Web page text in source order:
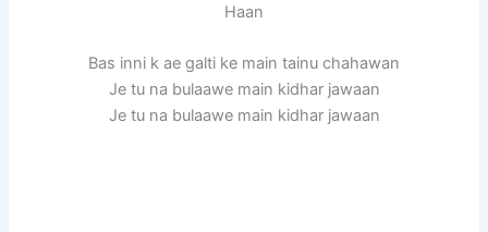
Haan
Bas inni k ae galti ke main tainu chahawan
Je tu na bulaawe main kidhar jawaan
Je tu na bulaawe main kidhar jawaan